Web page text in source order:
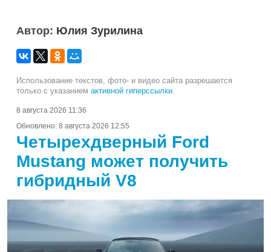
Автор: Юлия Зурилина
Использование текстов, фото- и видео сайта разрешается
только с указанием активной гиперссылки
8 августа 2026 11:36
Обновлено: 8 августа 2026 12:55
Четырехдверный Ford
Mustang может получить
гибридный V8